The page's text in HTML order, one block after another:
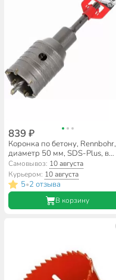
839 ₽
Коронка по бетону, Rennbohr,
диаметр 50 мм, SDS-Plus, в
сборе, 662250
Самовывоз: 10 августа
Курьером: 10 августа
5•2 отзыва
В корзину